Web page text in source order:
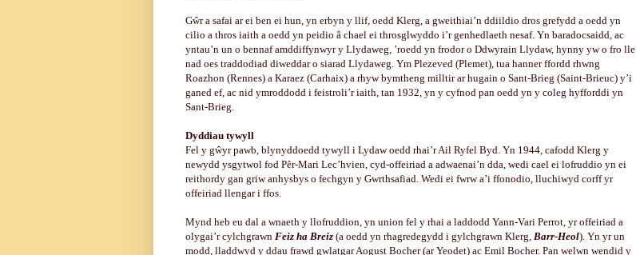
Gŵr a safai ar ei ben ei hun, yn erbyn y llif, oedd Klerg, a gweithiai’n ddiildio dros grefydd a oedd yn
cilio a thros iaith a oedd yn peidio â chael ei throsglwyddo i’r genhedlaeth nesaf. Yn baradocsaidd, ac
yntau’n un o bennaf amddiffynwyr y Llydaweg, ’roedd yn frodor o Ddwyrain Llydaw, hynny yw o fro lle
nad oes traddodiad diweddar o siarad Llydaweg. Ym Plezeved (Plemet), tua hanner ffordd rhwng
Roazhon (Rennes) a Karaez (Carhaix) a rhyw bymtheng milltir ar hugain o Sant-Brieg (Saint-Brieuc) y’i
ganed ef, ac nid ymroddodd i feistroli’r iaith, tan 1932, yn y cyfnod pan oedd yn y coleg hyfforddi yn
Sant-Brieg.
Dyddiau tywyll
Fel y gŵyr pawb, blynyddoedd tywyll i Lydaw oedd rhai’r Ail Ryfel Byd. Yn 1944, cafodd Klerg y
newydd ysgytwol fod Pêr-Mari Lec’hvien, cyd-offeiriad a adwaenai’n dda, wedi cael ei lofruddio yn ei
reithordy gan griw anhysbys o fechgyn y Gwrthsafiad. Wedi ei fwrw a’i ffonodio, lluchiwyd corff yr
offeiriad llengar i ffos.
Mynd heb eu dal a wnaeth y llofruddion, yn union fel y rhai a laddodd Yann-Vari Perrot, yr offeiriad a
olygai’r cylchgrawn Feiz ha Breiz (a oedd yn rhagredegydd i gylchgrawn Klerg, Barr-Heol). Yn yr un
modd, lladdwyd y ddau frawd gwlatgar Aogust Bocher (ar Yeodet) ac Emil Bocher. Pan welwn wendid y